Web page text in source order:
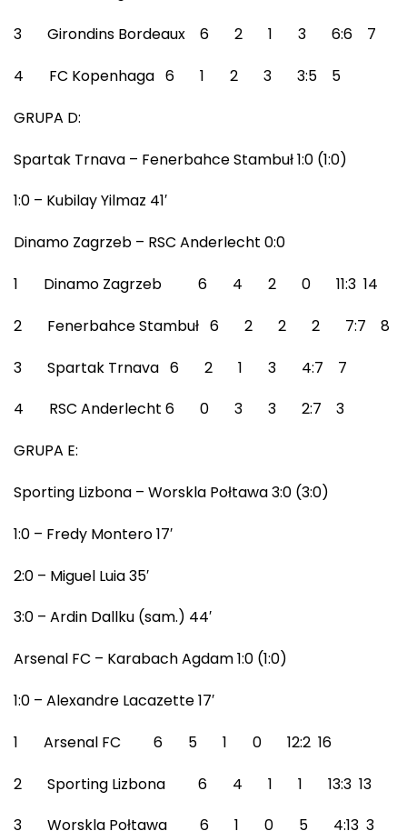
3 Girondins Bordeaux 6 2 1 3 6:6 7
4 FC Kopenhaga 6 1 2 3 3:5 5
GRUPA D:
Spartak Trnava – Fenerbahce Stambuł 1:0 (1:0)
1:0 – Kubilay Yilmaz 41′
Dinamo Zagrzeb – RSC Anderlecht 0:0
1 Dinamo Zagrzeb 6 4 2 0 11:3 14
2 Fenerbahce Stambuł 6 2 2 2 7:7 8
3 Spartak Trnava 6 2 1 3 4:7 7
4 RSC Anderlecht 6 0 3 3 2:7 3
GRUPA E:
Sporting Lizbona – Worskla Połtawa 3:0 (3:0)
1:0 – Fredy Montero 17′
2:0 – Miguel Luia 35′
3:0 – Ardin Dallku (sam.) 44′
Arsenal FC – Karabach Agdam 1:0 (1:0)
1:0 – Alexandre Lacazette 17′
1 Arsenal FC 6 5 1 0 12:2 16
2 Sporting Lizbona 6 4 1 1 13:3 13
3 Worskla Połtawa 6 1 0 5 4:13 3